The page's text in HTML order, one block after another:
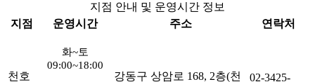
지점 안내 및 운영시간 정보
지점
운영시간 주소 연락처
천호
화~토
09:00~18:00
강동구 상암로 168, 2층(천
02-3425-